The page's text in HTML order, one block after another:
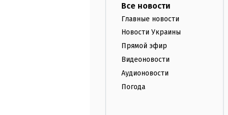
Все новости
Главные новости
Новости Украины
Прямой эфир
Видеоновости
Аудионовости
Погода